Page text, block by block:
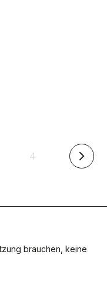
4 arrow_forward_ios
brauchen, keine